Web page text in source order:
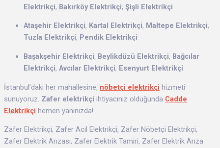
Elektrikçi, Bakırköy Elektrikçi, Şişli Elektrikçi
Ataşehir Elektrikçi, Kartal Elektrikçi, Maltepe Elektrikçi,
Tuzla Elektrikçi, Pendik Elektrikçi
Başakşehir Elektrikçi, Beylikdüzü Elektrikçi, Bağcılar
Elektrikçi, Avcılar Elektrikçi, Esenyurt Elektrikçi
İstanbul’daki her mahallesine, nöbetçi elektrikçi hizmeti
sunuyoruz. Zafer elektrikçi ihtiyacınız olduğunda Cadde
Elektrikçi hemen yanınızda!
Zafer Elektrikçi, Zafer Acil Elektrikçi, Zafer Nöbetçi Elektrikçi,
Zafer Elektrik Arızası, Zafer Elektrik Tamiri, Zafer Elektrik Arıza